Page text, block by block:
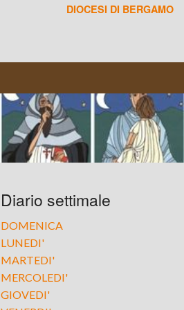
DIOCESI DI BERGAMO
Diario settimale
DOMENICA
LUNEDI'
MARTEDI'
MERCOLEDI'
GIOVEDI'